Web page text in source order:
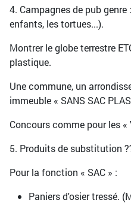
4. Campagnes de pub
enfants, les tortues...).
Montrer le globe terrestre
plastique.
Une commune, un
immeuble « SANS SAC
Concours comme pour les «
5. Produits de substitution
Pour la fonction « SAC » :
Paniers d'osier tressé.